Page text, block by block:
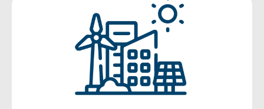
Smartcities
Conocer más